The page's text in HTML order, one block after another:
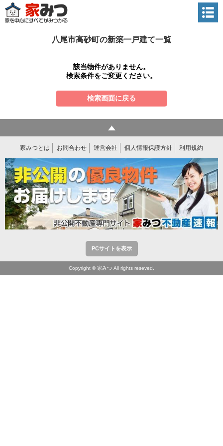
八尾市高砂町の新築一戸建て一覧
該当物件がありません。
検索条件をご変更ください。
検索画面に戻る
家みつとは お問合わせ 運営会社 個人情報保護方針 利用規約
PCサイトを表示
Copyright © 家みつ All rights reseved.